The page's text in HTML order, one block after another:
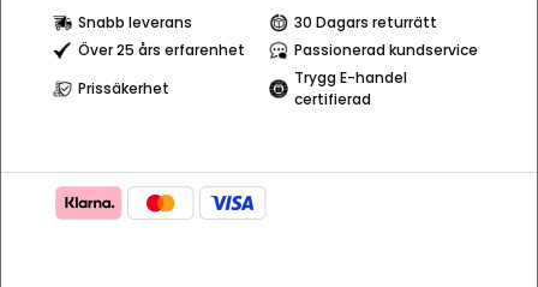
Snabb leverans
30 Dagars returrätt
Över 25 års erfarenhet
Passionerad kundservice
Prissäkerhet
Trygg E-handel
certifierad